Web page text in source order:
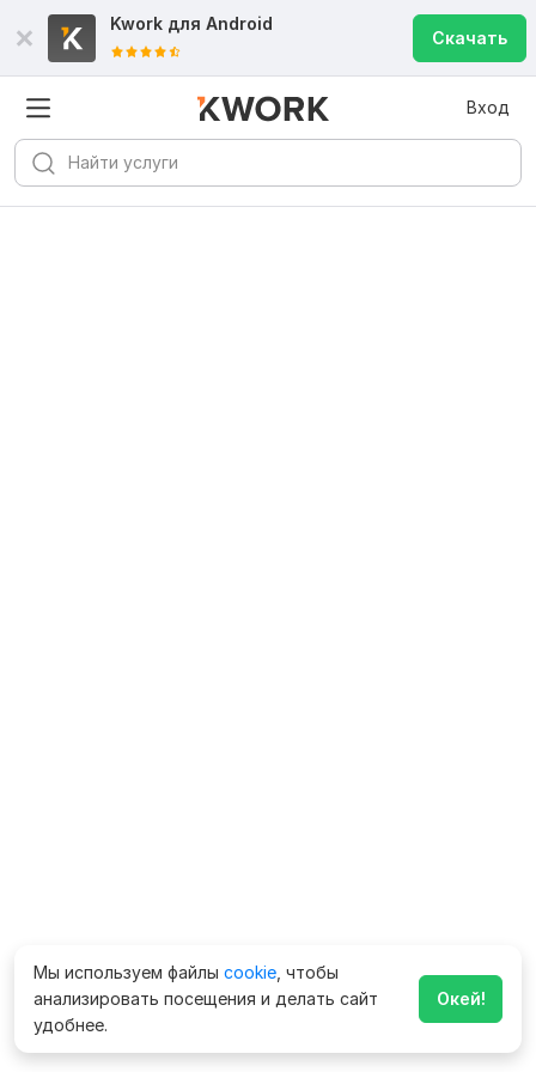
Kwork для Android
Скачать
Вход
Мы используем файлы cookie , чтобы
анализировать посещения и делать сайт
удобнее.
Окей!